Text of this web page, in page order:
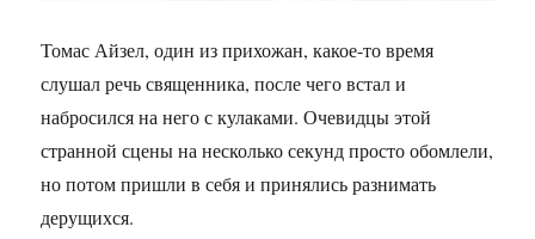
Томас Айзел, один из прихожан, какое-то время
слушал речь священника, после чего встал и
набросился на него с кулаками. Очевидцы этой
странной сцены на несколько секунд просто обомлели,
но потом пришли в себя и принялись разнимать
дерущихся.